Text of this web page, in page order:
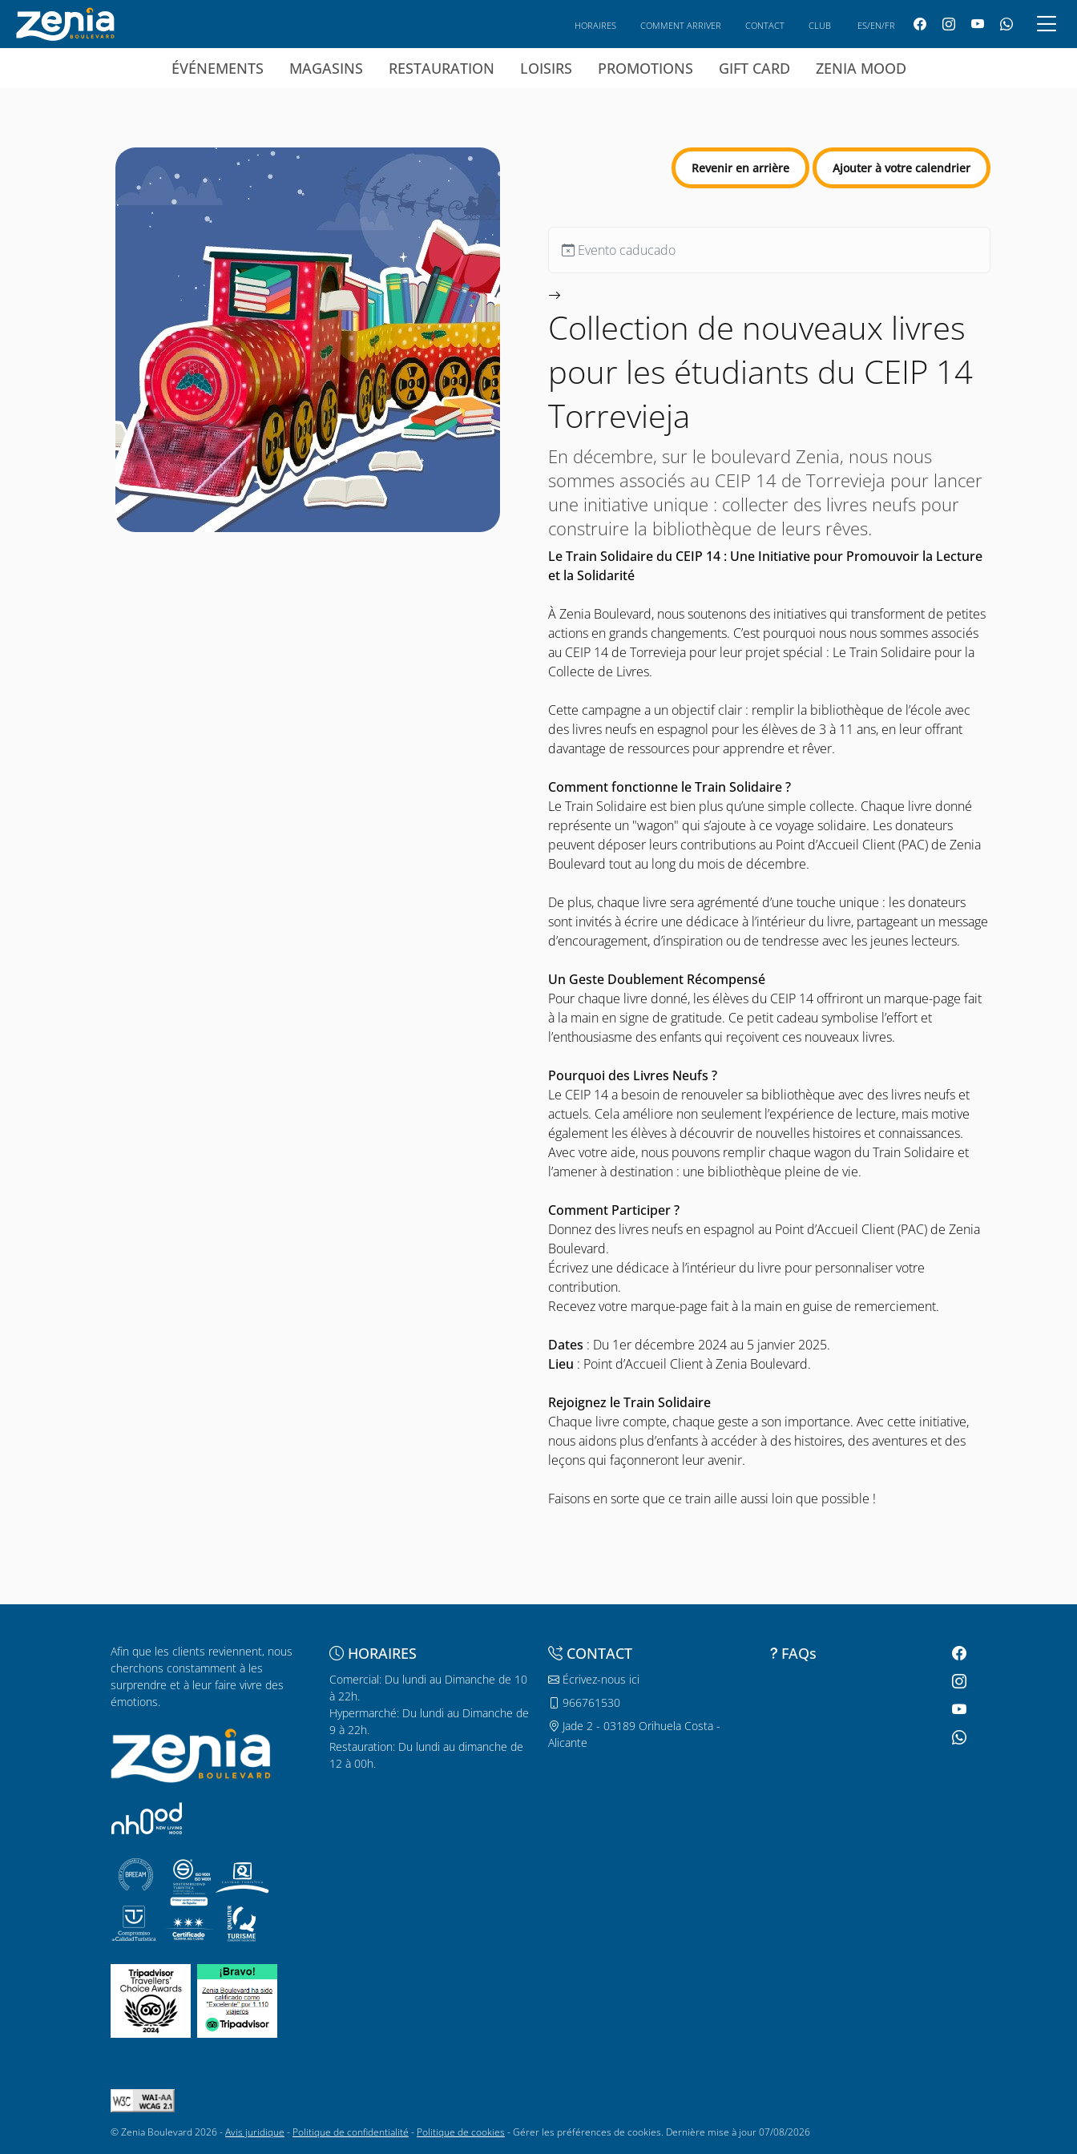
Ir al contenido principal
ÉVÉNEMENTS MAGASINS RESTAURATION LOISIRS PROMOTIONS GIFT CARD ZENIA MOOD
HORAIRES COMMENT ARRIVER CONTACT CLUB ES/EN/FR
Revenir en arrière Ajouter à votre calendrier
Evento caducado
Collection de nouveaux livres
pour les étudiants du CEIP 14
Torrevieja
En décembre, sur le boulevard Zenia, nous nous
sommes associés au CEIP 14 de Torrevieja pour lancer
une initiative unique : collecter des livres neufs pour
construire la bibliothèque de leurs rêves.
Le Train Solidaire du CEIP 14 : Une Initiative pour Promouvoir la Lecture
et la Solidarité
À Zenia Boulevard, nous soutenons des initiatives qui transforment de petites
actions en grands changements. C’est pourquoi nous nous sommes associés
au CEIP 14 de Torrevieja pour leur projet spécial : Le Train Solidaire pour la
Collecte de Livres.
Cette campagne a un objectif clair : remplir la bibliothèque de l’école avec
des livres neufs en espagnol pour les élèves de 3 à 11 ans, en leur offrant
davantage de ressources pour apprendre et rêver.
Comment fonctionne le Train Solidaire ?
Le Train Solidaire est bien plus qu’une simple collecte. Chaque livre donné
représente un "wagon" qui s’ajoute à ce voyage solidaire. Les donateurs
peuvent déposer leurs contributions au Point d’Accueil Client (PAC) de Zenia
Boulevard tout au long du mois de décembre.
De plus, chaque livre sera agrémenté d’une touche unique : les donateurs
sont invités à écrire une dédicace à l’intérieur du livre, partageant un message
d’encouragement, d’inspiration ou de tendresse avec les jeunes lecteurs.
Un Geste Doublement Récompensé
Pour chaque livre donné, les élèves du CEIP 14 offriront un marque-page fait
à la main en signe de gratitude. Ce petit cadeau symbolise l’effort et
l’enthousiasme des enfants qui reçoivent ces nouveaux livres.
Pourquoi des Livres Neufs ?
Le CEIP 14 a besoin de renouveler sa bibliothèque avec des livres neufs et
actuels. Cela améliore non seulement l’expérience de lecture, mais motive
également les élèves à découvrir de nouvelles histoires et connaissances.
Avec votre aide, nous pouvons remplir chaque wagon du Train Solidaire et
l’amener à destination : une bibliothèque pleine de vie.
Comment Participer ?
Donnez des livres neufs en espagnol au Point d’Accueil Client (PAC) de Zenia
Boulevard.
Écrivez une dédicace à l’intérieur du livre pour personnaliser votre
contribution.
Recevez votre marque-page fait à la main en guise de remerciement.
Dates : Du 1er décembre 2024 au 5 janvier 2025.
Lieu : Point d’Accueil Client à Zenia Boulevard.
Rejoignez le Train Solidaire
Chaque livre compte, chaque geste a son importance. Avec cette initiative,
nous aidons plus d’enfants à accéder à des histoires, des aventures et des
leçons qui façonneront leur avenir.
Faisons en sorte que ce train aille aussi loin que possible !
Afin que les clients reviennent, nous
cherchons constamment à les
surprendre et à leur faire vivre des
émotions.
HORAIRES
Comercial: Du lundi au Dimanche de 10
à 22h.
Hypermarché: Du lundi au Dimanche de
9 à 22h.
Restauration: Du lundi au dimanche de
12 à 00h.
CONTACT
Écrivez-nous ici
966761530
Jade 2 - 03189 Orihuela Costa -
Alicante
FAQs
© Zenia Boulevard 2026 -Avis juridique - Politique de confidentialité - Politique de cookies -Gérer les préférences de cookies. Dernière mise à jour07/08/2026